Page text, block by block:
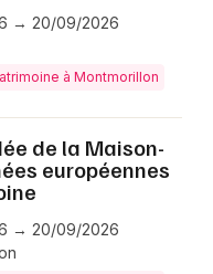
→ 20/09/2026
à Montmorillon
de la Maison-
européennes
→ 20/09/2026